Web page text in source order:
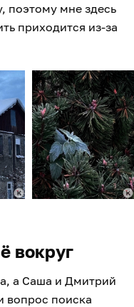
поэтому мне здесь
приходится из-за
вокруг
а Саша и Дмитрий
вопрос поиска